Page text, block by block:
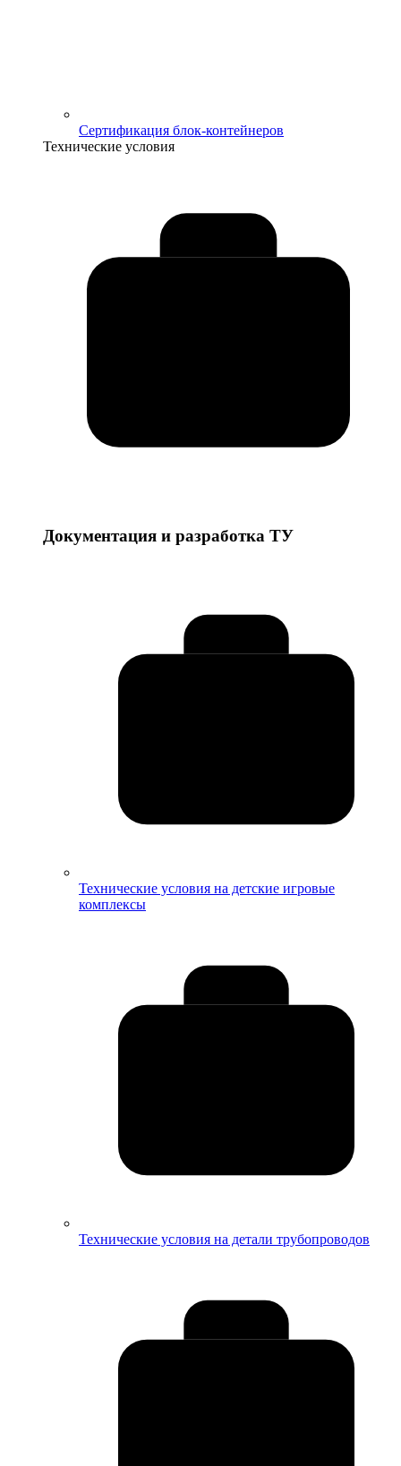
Сертификация блок-контейнеров
Технические условия
Документация и разработка ТУ
Технические условия на детские игровые
комплексы
Технические условия на детали трубопроводов